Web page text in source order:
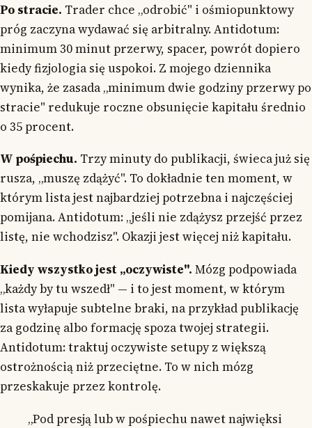
Po stracie. Trader chce „odrobić" i ośmiopunktowy
próg zaczyna wydawać się arbitralny. Antidotum:
minimum 30 minut przerwy, spacer, powrót dopiero
kiedy fizjologia się uspokoi. Z mojego dziennika
wynika, że zasada „minimum dwie godziny przerwy po
stracie" redukuje roczne obsunięcie kapitału średnio
o 35 procent.
W pośpiechu. Trzy minuty do publikacji, świeca już się
rusza, „muszę zdążyć". To dokładnie ten moment, w
którym lista jest najbardziej potrzebna i najczęściej
pomijana. Antidotum: „jeśli nie zdążysz przejść przez
listę, nie wchodzisz". Okazji jest więcej niż kapitału.
Kiedy wszystko jest „oczywiste". Mózg podpowiada
„każdy by tu wszedł" — i to jest moment, w którym
lista wyłapuje subtelne braki, na przykład publikację
za godzinę albo formację spoza twojej strategii.
Antidotum: traktuj oczywiste setupy z większą
ostrożnością niż przeciętne. To w nich mózg
przeskakuje przez kontrolę.
„Pod presją lub w pośpiechu nawet najwięksi